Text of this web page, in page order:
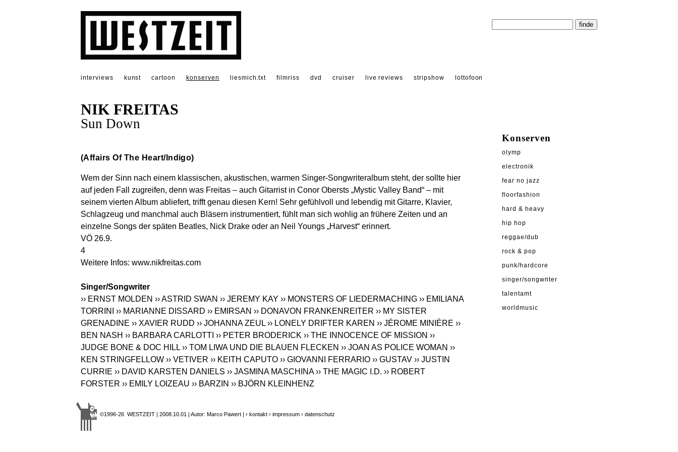
interviews kunst cartoon konserven liesmich.txt filmriss dvd cruiser live reviews stripshow lottofoon
NIK FREITAS
Sun Down
(Affairs Of The Heart/Indigo)
Wem der Sinn nach einem klassischen, akustischen, warmen Singer-Songwriteralbum steht, der sollte hier
auf jeden Fall zugreifen, denn was Freitas – auch Gitarrist in Conor Obersts „Mystic Valley Band“ – mit
seinem vierten Album abliefert, trifft genau diesen Kern! Sehr gefühlvoll und lebendig mit Gitarre, Klavier,
Schlagzeug und manchmal auch Bläsern instrumentiert, fühlt man sich wohlig an frühere Zeiten und an
einzelne Songs der späten Beatles, Nick Drake oder an Neil Youngs „Harvest“ erinnert.
VÖ 26.9.
4
Weitere Infos: www.nikfreitas.com
Singer/Songwriter
›› ERNST MOLDEN ›› ASTRID SWAN ›› JEREMY KAY ›› MONSTERS OF LIEDERMACHING ›› EMILIANA
TORRINI
›› MARIANNE DISSARD ›› EMIRSAN ›› DONAVON FRANKENREITER ›› MY SISTER
GRENADINE ›› XAVIER RUDD ›› JOHANNA ZEUL ›› LONELY DRIFTER KAREN ›› JÉROME MINIÈRE ››
BEN NASH ›› BARBARA CARLOTTI ›› PETER BRODERICK ›› THE INNOCENCE OF MISSION ››
JUDGE BONE & DOC HILL ›› TOM LIWA UND DIE BLAUEN FLECKEN ›› JOAN AS POLICE WOMAN ››
KEN STRINGFELLOW ›› VETIVER ›› KEITH CAPUTO ›› GIOVANNI FERRARIO ›› GUSTAV ›› JUSTIN
CURRIE ›› DAVID KARSTEN DANIELS ›› JASMINA MASCHINA ›› THE MAGIC I.D. ›› ROBERT
FORSTER ›› EMILY LOIZEAU ›› BARZIN ›› BJÖRN KLEINHENZ
©1996-26 WESTZEIT | 2008.10.01 | Autor: Marco Pawert | › kontakt › impressum › datenschutz
Konserven
olymp
electronik
fear no jazz
floorfashion
hard & heavy
hip hop
reggae/dub
rock & pop
punk/hardcore
singer/songwriter
talentamt
worldmusic